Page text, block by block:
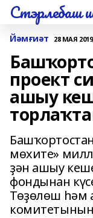
Стэрлебаш
Йәмғиәт 28 МАЯ
проект
ашыу
мөхите»
ҙән ашыу
фондынан
Төҙөлөш һәм
комитетының